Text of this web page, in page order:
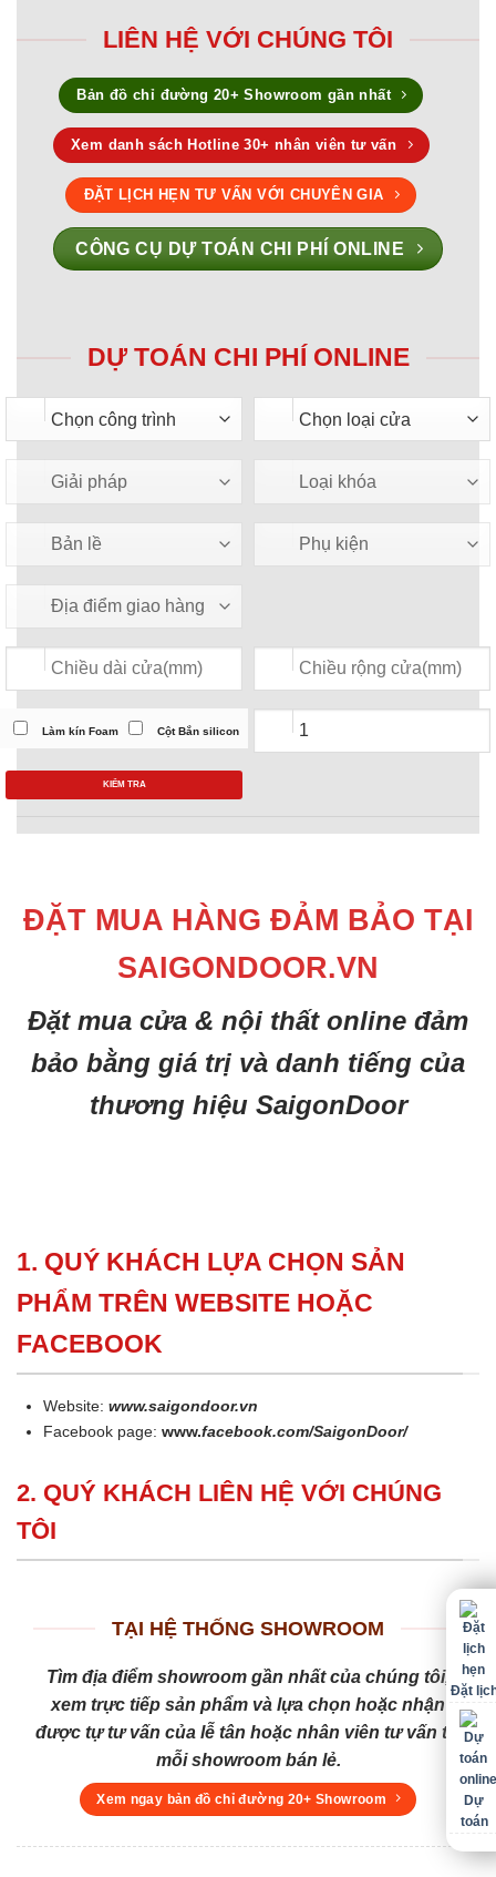
LIÊN HỆ VỚI CHÚNG TÔI
Bản đồ chỉ đường 20+ Showroom gần nhất
Xem danh sách Hotline 30+ nhân viên tư vấn
ĐẶT LỊCH HẸN TƯ VẤN VỚI CHUYÊN GIA
CÔNG CỤ DỰ TOÁN CHI PHÍ ONLINE
DỰ TOÁN CHI PHÍ ONLINE
Làm kín Foam Cột Bắn silicon
KIỂM TRA
ĐẶT MUA HÀNG ĐẢM BẢO TẠI
SAIGONDOOR.VN
Đặt mua cửa & nội thất online đảm
bảo bằng giá trị và danh tiếng của
thương hiệu SaigonDoor
1. QUÝ KHÁCH LỰA CHỌN SẢN
PHẨM TRÊN WEBSITE HOẶC
FACEBOOK
Website:www.saigondoor.vn
Facebook page:www.facebook.com/SaigonDoor/
2. QUÝ KHÁCH LIÊN HỆ VỚI CHÚNG
TÔI
TẠI HỆ THỐNG SHOWROOM
Tìm địa điểm showroom gần nhất của chúng tôi,
xem trực tiếp sản phẩm và lựa chọn hoặc nhận
được tự tư vấn của lễ tân hoặc nhân viên tư vấn tại
mỗi showroom bán lẻ.
Xem ngay bản đồ chỉ đường 20+ Showroom
Đặt
Dự
toán